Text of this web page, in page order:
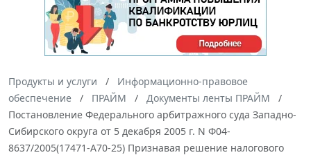
Продукты и услуги
Информационно-правовое
обеспечение
ПРАЙМ
Документы ленты ПРАЙМ
Постановление Федерального арбитражного суда Западно-
Сибирского округа от 5 декабря 2005 г. N Ф04-
8637/2005(17471-А70-25) Признавая решение налогового